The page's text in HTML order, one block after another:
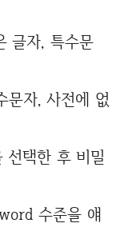
글자, 특수문
문자, 사전에 없
선택한 후 비밀
수준을 얘